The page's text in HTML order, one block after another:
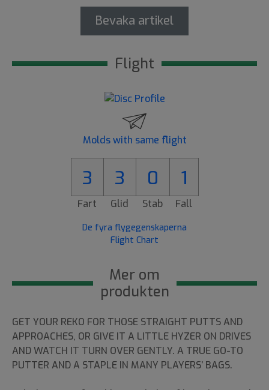
Bevaka artikel
Flight
Molds with same flight
3 3 0 1
Fart Glid Stab Fall
De fyra flygegenskaperna
Flight Chart
Mer om
produkten
GET YOUR REKO FOR THOSE STRAIGHT PUTTS AND
APPROACHES, OR GIVE IT A LITTLE HYZER ON DRIVES
AND WATCH IT TURN OVER GENTLY. A TRUE GO-TO
PUTTER AND A STAPLE IN MANY PLAYERS’ BAGS.